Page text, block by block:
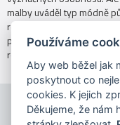
malby uváděl typ módně
reprodukována ve Zlaté
později Myslbeka.
roku 1939.
Používáme
Aby web běžel jak
poskytnout co
cookies. K jejich
Děkujeme, že nám